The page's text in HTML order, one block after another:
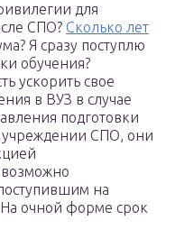
для
СПО? Сколько лет
Я сразу поступлю
обучения?
ускорить свое
в ВУЗ в случае
подготовки
СПО, они
возможно
на
На очной форме срок